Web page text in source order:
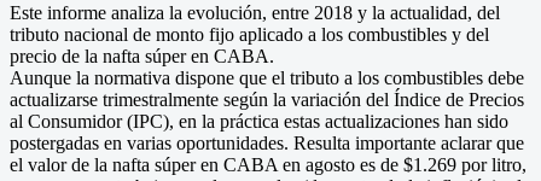
Este informe analiza la evolución, entre 2018 y la actualidad, del
tributo nacional de monto fijo aplicado a los combustibles y del
precio de la nafta súper en CABA.
Aunque la normativa dispone que el tributo a los combustibles debe
actualizarse trimestralmente según la variación del Índice de Precios
al Consumidor (IPC), en la práctica estas actualizaciones han sido
postergadas en varias oportunidades. Resulta importante aclarar que
el valor de la nafta súper en CABA en agosto es de $1.269 por litro,